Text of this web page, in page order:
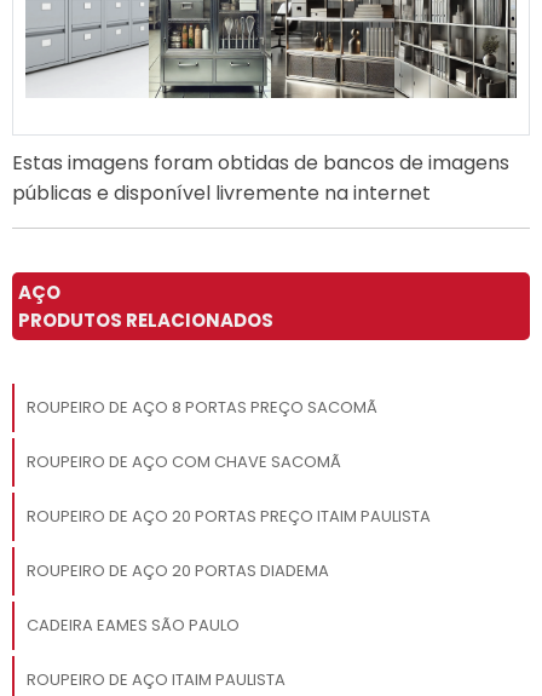
Estas imagens foram obtidas de bancos de imagens
públicas e disponível livremente na internet
AÇO
PRODUTOS RELACIONADOS
ROUPEIRO DE AÇO 8 PORTAS PREÇO SACOMÃ
ROUPEIRO DE AÇO COM CHAVE SACOMÃ
ROUPEIRO DE AÇO 20 PORTAS PREÇO ITAIM PAULISTA
ROUPEIRO DE AÇO 20 PORTAS DIADEMA
CADEIRA EAMES SÃO PAULO
ROUPEIRO DE AÇO ITAIM PAULISTA